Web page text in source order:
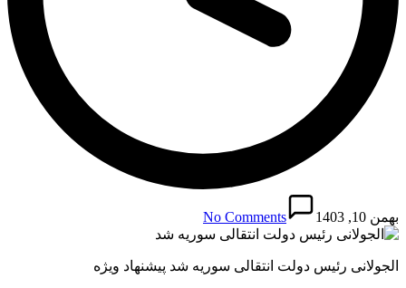
بهمن 10, 1403 No Comments
الجولانی رئیس‌ دولت انتقالی سوریه شد پیشنهاد ویژه